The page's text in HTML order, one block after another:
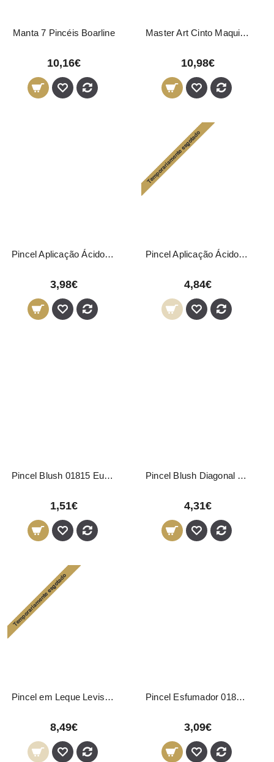
Manta 7 Pincéis Boarline
10,16€
Master Art Cinto Maquilhagem
10,98€
Pincel Aplicação Ácidos Branco
3,98€
Pincel Aplicação Ácidos Castanho
4,84€
Pincel Blush 01815 Eurostil
1,51€
Pincel Blush Diagonal 2902 Titania
4,31€
Pincel em Leque LevisSime
8,49€
Pincel Esfumador 01803 Eurostil
3,09€